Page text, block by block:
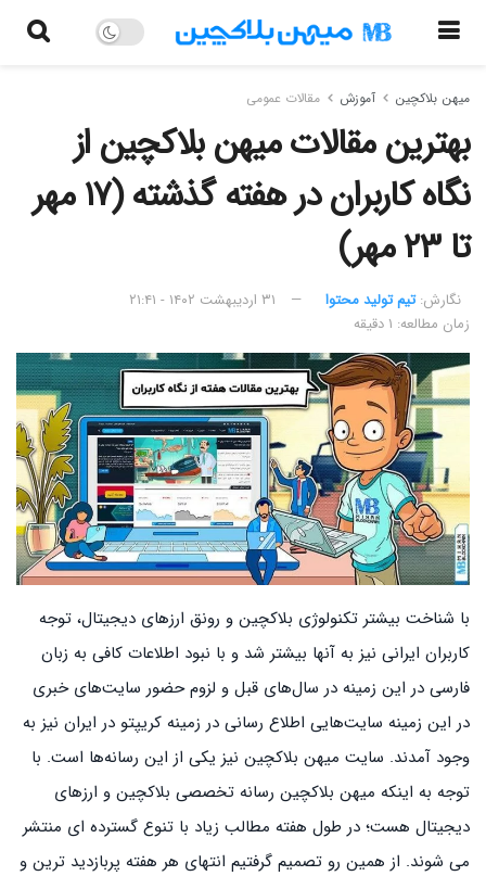
میهن بلاکچین آموزش مقالات عمومی
بهترین مقالات میهن بلاکچین از
نگاه کاربران در هفته گذشته (۱۷ مهر
تا ۲۳ مهر)
نگارش:‌ تیم تولید محتوا
۳۱ اردیبهشت ۱۴۰۲ - ۲۱:۴۱
زمان مطالعه: ۱ دقیقه
با شناخت بیشتر تکنولوژی بلاکچین و رونق ارزهای دیجیتال، توجه
کاربران ایرانی نیز به آنها بیشتر شد و با نبود اطلاعات کافی به زبان
فارسی در این زمینه در سال‌های قبل و لزوم حضور سایت‌های خبری
در این زمینه سایت‌هایی اطلاع رسانی در زمینه کریپتو در ایران نیز به
وجود آمدند. سایت میهن بلاکچین نیز یکی از این رسانه‌ها است. با
توجه به اینکه میهن بلاکچین رسانه تخصصی بلاکچین و ارزهای
دیجیتال هست؛ در طول هفته مطالب زیاد با تنوع گسترده ای منتشر
می شوند. از همین رو تصمیم گرفتیم انتهای هر هفته پربازدید ترین و